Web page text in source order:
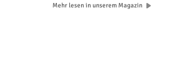
Mehr lesen in unserem Magazin